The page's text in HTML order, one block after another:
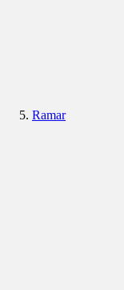
Ramar